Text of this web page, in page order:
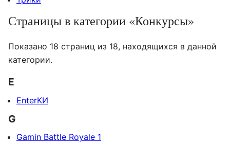
Страницы в категории «Конкурсы»
Показано 18 страниц из 18, находящихся в данной
категории.
E
EnterКИ
G
Gamin Battle Royale 1